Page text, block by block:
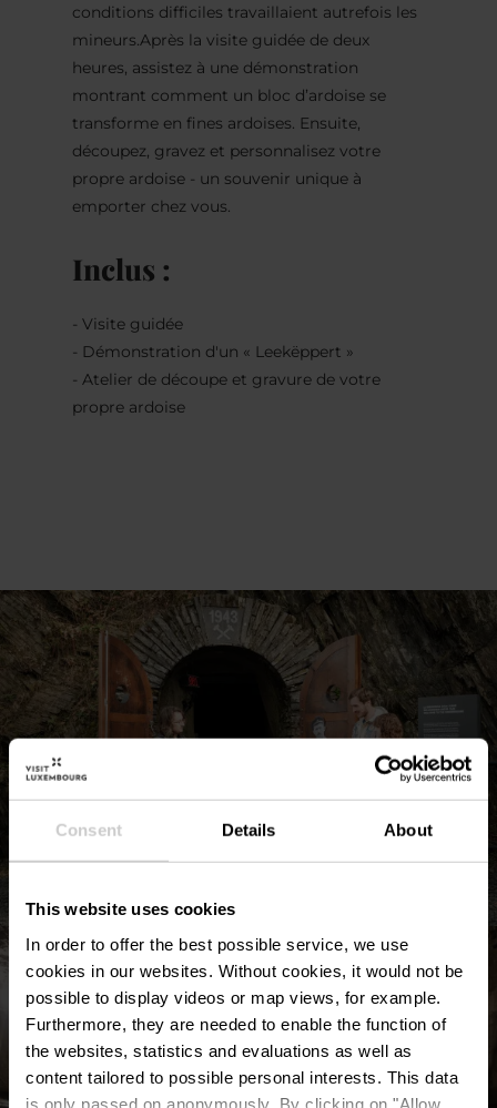
Consent Details About
This website uses cookies
In order to offer the best possible service, we use
cookies in our websites. Without cookies, it would not be
possible to display videos or map views, for example.
Furthermore, they are needed to enable the function of
the websites, statistics and evaluations as well as
content tailored to possible personal interests. This data
is only passed on anonymously. By clicking on "Allow
conditions difficiles travaillaient autrefois les
mineurs.Après la visite guidée de deux
heures, assistez à une démonstration
montrant comment un bloc d’ardoise se
transforme en fines ardoises. Ensuite,
découpez, gravez et personnalisez votre
propre ardoise - un souvenir unique à
emporter chez vous.
Inclus :
- Visite guidée
- Démonstration d'un « Leekëppert »
- Atelier de découpe et gravure de votre
propre ardoise